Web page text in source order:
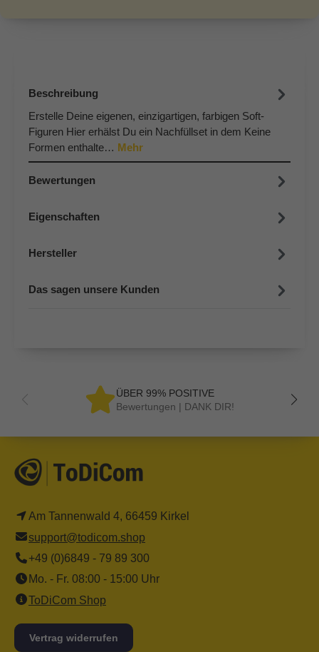
Beschreibung
Erstelle Deine eigenen, einzigartigen, farbigen Soft-
Figuren Hier erhälst Du ein Nachfüllset in dem Keine
Formen enthalte… Mehr
Bewertungen
Eigenschaften
Hersteller
Das sagen unsere Kunden
ÜBER 99% POSITIVE
Bewertungen | DANK DIR!
Am Tannenwald 4, 66459 Kirkel
support@todicom.shop
+49 (0)6849 - 79 89 300
Mo. - Fr. 08:00 - 15:00 Uhr
ToDiCom Shop
Vertrag widerrufen